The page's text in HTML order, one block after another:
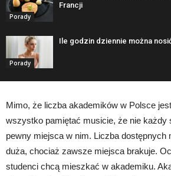
Porady
Francji
Porady
Ile godzin dziennie można
Mimo, że liczba akademików w Polsce
wszystko pamiętać musicie, że nie każdy
pewny miejsca w nim. Liczba dostępnych
duża, chociaż zawsze miejsca brakuje.
studenci chcą mieszkać w akademiku.